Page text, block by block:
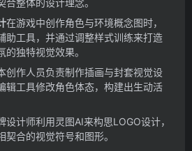
合整体的设计理念。
在游戏中创作角色与环境概念图时，
助工具，并通过调整样式训练来打造
独特视觉效果。
创作人员负责制作插画与封套视觉设
辑工具修改角色体态，构建出生动活
设计师利用灵图AI来构思LOGO设计，
契合的视觉符号和图形。